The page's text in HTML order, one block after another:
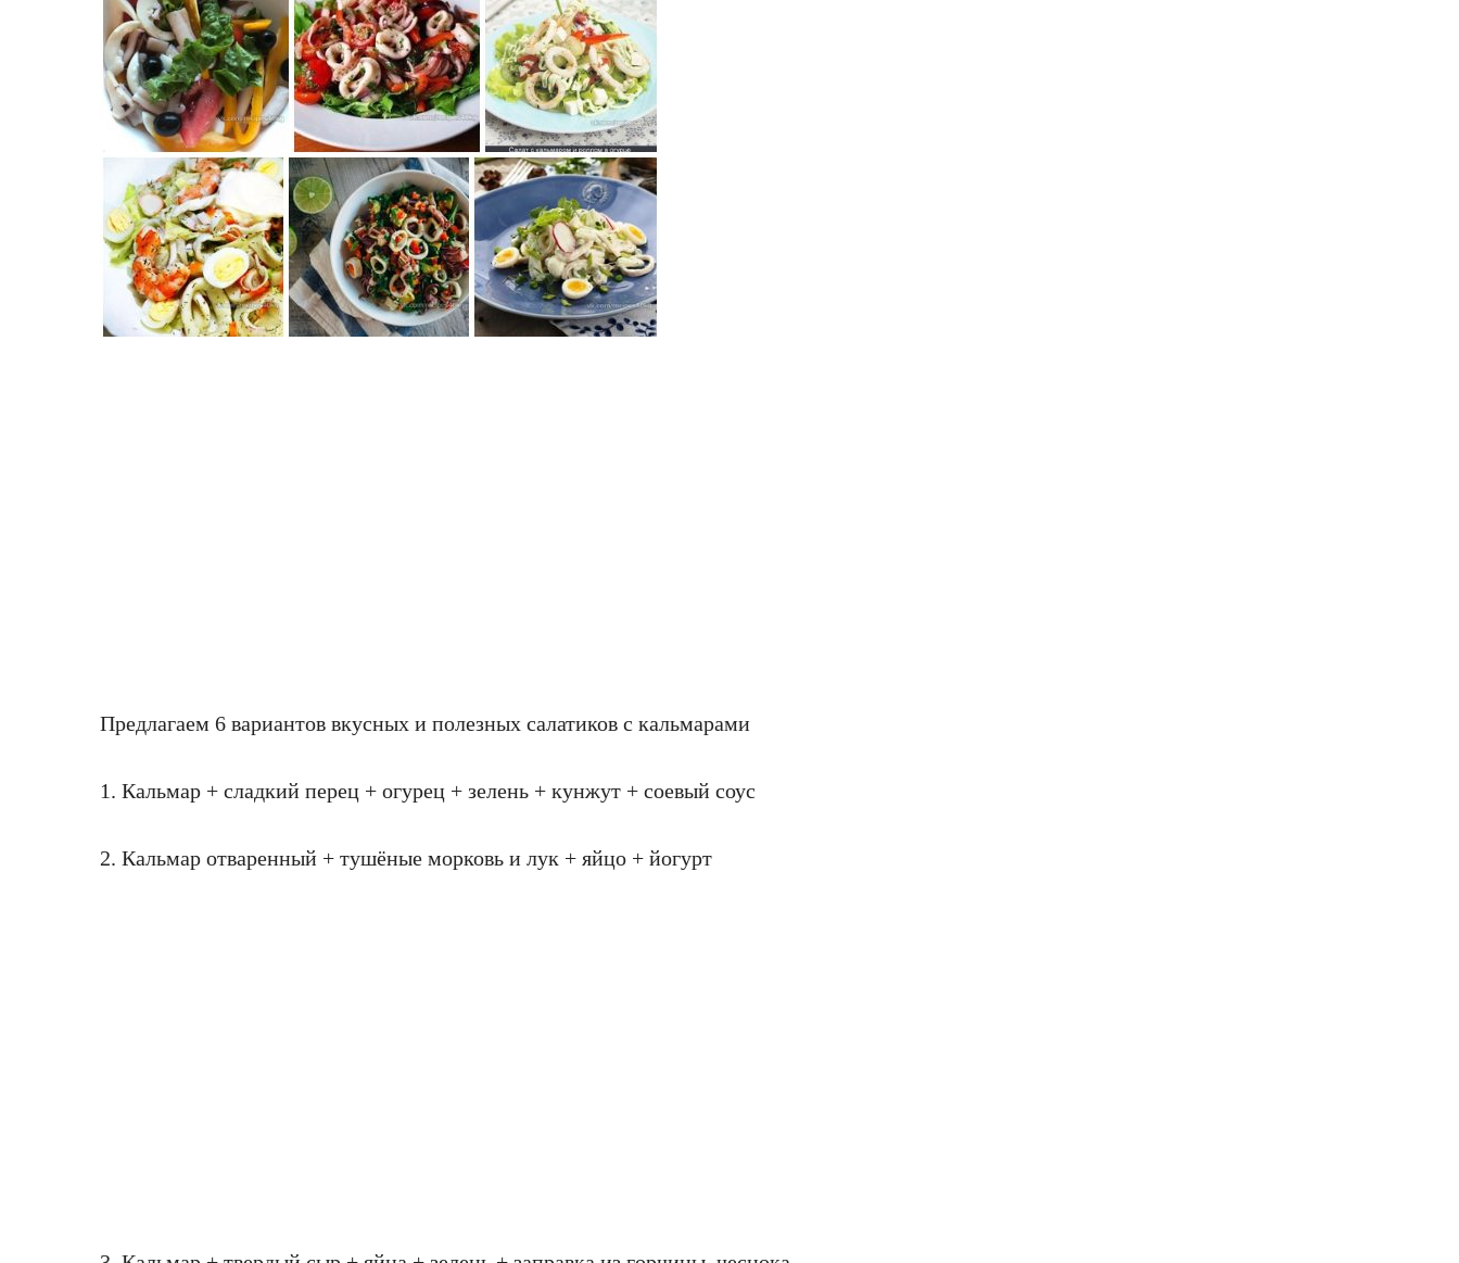
Предлагаем 6 вариантов вкусных и полезных салатиков с кальмарами
1. Кальмар + сладкий перец + огурец + зелень + кунжут + соевый соус
2. Кальмар отваренный + тушёные морковь и лук + яйцо + йогурт